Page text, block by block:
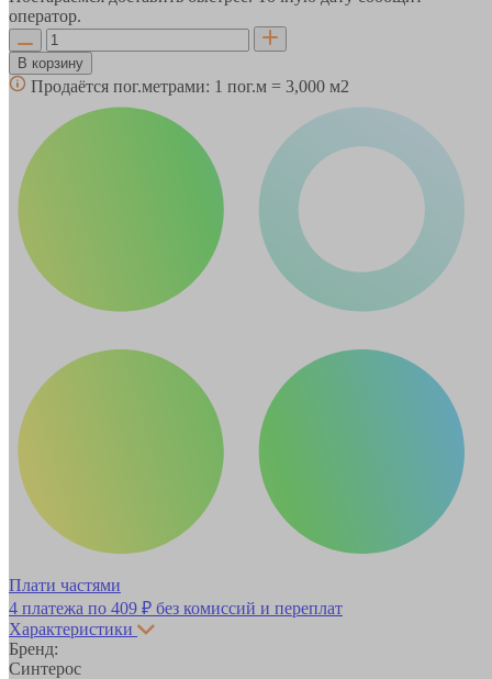
оператор.
В корзину
Продаётся пог.метрами: 1 пог.м = 3,000 м2
Плати частями
4 платежа по 409 ₽ без комиссий и переплат
Характеристики
Бренд:
Синтерос